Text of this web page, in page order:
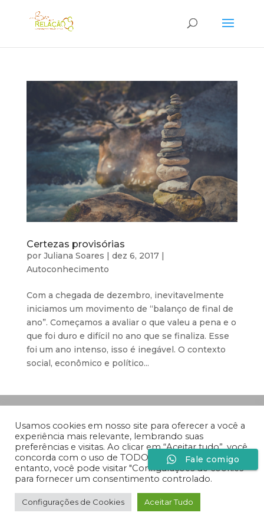
Certezas provisórias
por Juliana Soares | dez 6, 2017|
Autoconhecimento
Com a chegada de dezembro, inevitavelmente
iniciamos um movimento de “balanço de final de
ano”. Começamos a avaliar o que valeu a pena e o
que foi duro e difícil no ano que se finaliza. Esse
foi um ano intenso, isso é inegável. O contexto
social, econômico e político...
Medida
Usamos cookies em nosso site para oferecer a você a
experiência mais relevante, lembrando suas
preferências e visitas. Ao clicar em “Aceitar tudo”, você
concorda com o uso de TODOS os cookies. No
entanto, você pode visitar "Configurações de cookies"
para fornecer um consentimento controlado.
Configurações de Cookies Aceitar Tudo
Fale comigo